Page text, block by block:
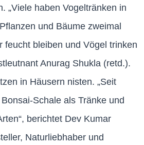
„Viele haben Vogeltränken in
und Bäume zweimal
feucht bleiben und Vögel trinken
Anurag Shukla (retd.).
in Häusern nisten. „Seit
Schale als Tränke und
berichtet Dev Kumar
Naturliebhaber und